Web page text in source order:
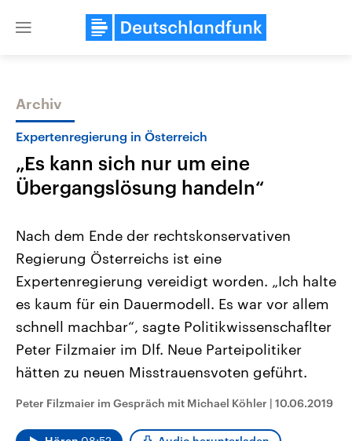
Close
Themen
Landtagswahl Sachsen-Anhalt
2026
Alle Informationen
Sachsen-Anhalt wählt am 6.
September 2026 einen neuen
Landtag. Seit 2021 wird das
Bundesland von einer Koalition aus
Umfragen, Prognosen,
und Hintergründe zu den Parteien
und Kandidaten der anstehenden
Aktuelle Beiträge,
Hintergründe
Wirtschaftlich und
gehören die Vereinigten
den mächtigsten Ländern
mit großem Einfluss auf
aktuelle Weltgeschehen.
Sendungen Programm Podcasts
Audio-Archiv
Archiv
Expertenregierung in Österreich
„Es kann sich nur um eine
Übergangslösung handeln“
Nach dem Ende der rechtskonservativen
Regierung Österreichs ist eine
Expertenregierung vereidigt worden. „Ich halte
es kaum für ein Dauermodell. Es war vor allem
schnell machbar“, sagte Politikwissenschaflter
Peter Filzmaier im Dlf. Neue Parteipolitiker
hätten zu neuen Misstrauensvoten geführt.
Peter Filzmaier im Gespräch mit Michael Köhler | 10.06.2019